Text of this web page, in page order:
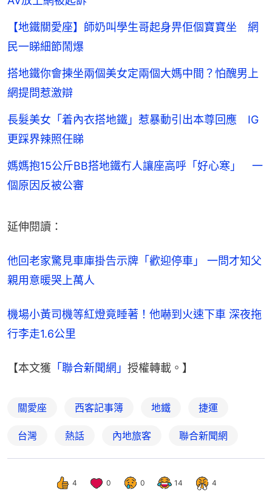
【地鐵關愛座】師奶叫學生哥起身畀佢個寶寶坐 網
民一睇細節鬧爆
搭地鐵你會揀坐兩個美女定兩個大媽中間？怕醜男上
網提問惹激辯
長髮美女「着內衣搭地鐵」惹暴動引出本尊回應 IG
更踩界辣照任睇
媽媽抱15公斤BB搭地鐵冇人讓座高呼「好心寒」 一
個原因反被公審
延伸閱讀：
他回老家驚見車庫掛告示牌「歡迎停車」 一問才知父
親用意暖哭上萬人
機場小黃司機等紅燈竟睡著！他嚇到火速下車 深夜拖
行李走1.6公里
【本文獲 「聯合新聞網」 授權轉載。】
關愛座 西客記事簿 地鐵 捷運
台灣 熱話 內地旅客 聯合新聞網
4 0 0 14 4